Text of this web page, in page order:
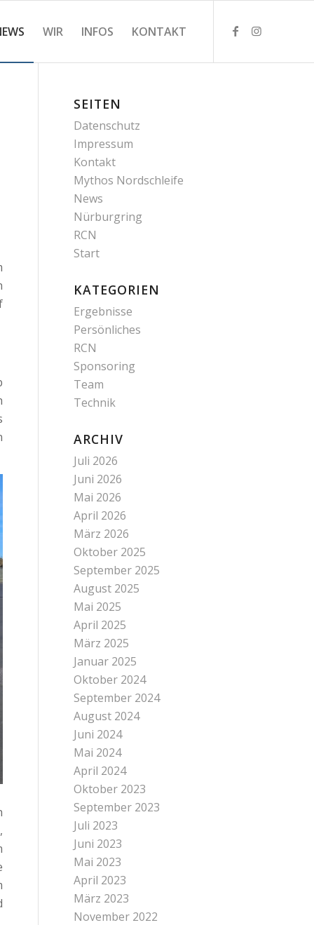
WIR INFOS KONTAKT
SEITEN
Datenschutz
Impressum
Kontakt
Mythos Nordschleife
News
Nürburgring
RCN
Start
KATEGORIEN
Ergebnisse
Persönliches
RCN
Sponsoring
Team
Technik
ARCHIV
Juli 2026
Juni 2026
Mai 2026
April 2026
März 2026
Oktober 2025
September 2025
August 2025
Mai 2025
April 2025
März 2025
Januar 2025
Oktober 2024
September 2024
August 2024
Juni 2024
Mai 2024
April 2024
Oktober 2023
September 2023
Juli 2023
Juni 2023
Mai 2023
April 2023
März 2023
November 2022